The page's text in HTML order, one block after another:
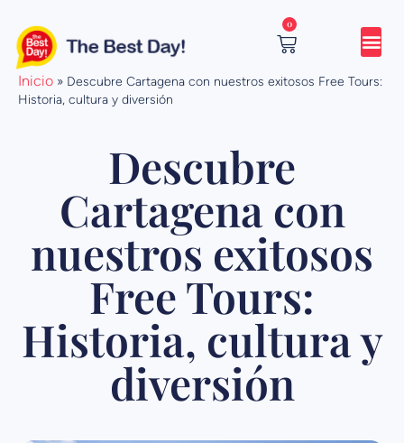
contenido
0
Cart
Inicio » Descubre Cartagena con nuestros exitosos Free Tours:
Historia, cultura y diversión
Descubre
Cartagena con
nuestros exitosos
Free Tours:
Historia, cultura y
diversión